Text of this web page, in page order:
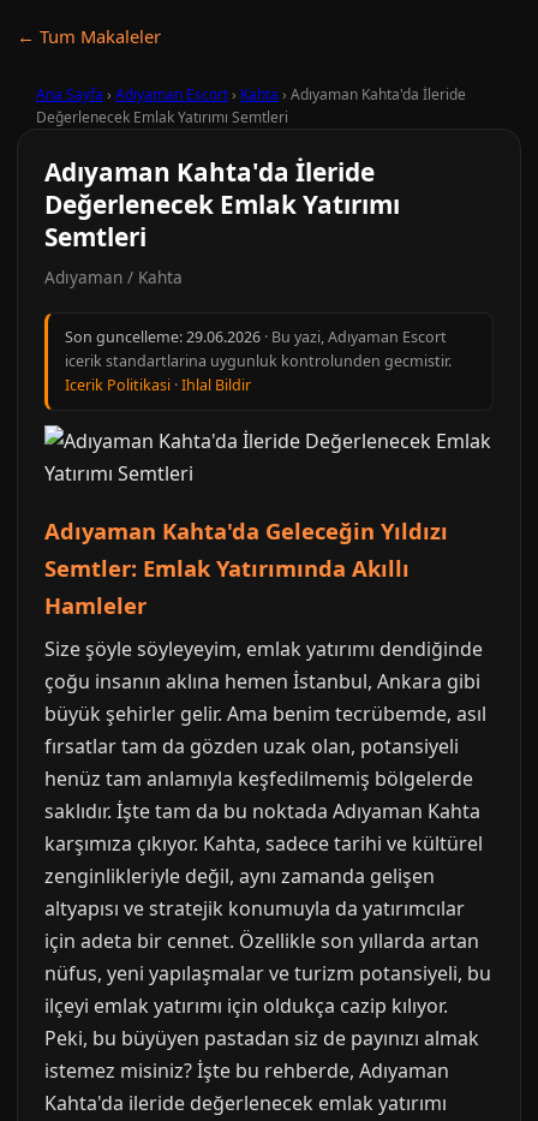
← Tum Makaleler
Ana Sayfa › Adıyaman Escort› Kahta › Adıyaman Kahta'da İleride
Değerlenecek Emlak Yatırımı Semtleri
Adıyaman Kahta'da İleride
Değerlenecek Emlak Yatırımı
Semtleri
Adıyaman / Kahta
Son guncelleme:29.06.2026 · Bu yazi, Adıyaman Escort
icerik standartlarina uygunluk kontrolunden gecmistir.
Icerik Politikasi ·Ihlal Bildir
Adıyaman Kahta'da Geleceğin Yıldızı
Semtler: Emlak Yatırımında Akıllı
Hamleler
Size şöyle söyleyeyim, emlak yatırımı dendiğinde
çoğu insanın aklına hemen İstanbul, Ankara gibi
büyük şehirler gelir. Ama benim tecrübemde, asıl
fırsatlar tam da gözden uzak olan, potansiyeli
henüz tam anlamıyla keşfedilmemiş bölgelerde
saklıdır. İşte tam da bu noktada Adıyaman Kahta
karşımıza çıkıyor. Kahta, sadece tarihi ve kültürel
zenginlikleriyle değil, aynı zamanda gelişen
altyapısı ve stratejik konumuyla da yatırımcılar
için adeta bir cennet. Özellikle son yıllarda artan
nüfus, yeni yapılaşmalar ve turizm potansiyeli, bu
ilçeyi emlak yatırımı için oldukça cazip kılıyor.
Peki, bu büyüyen pastadan siz de payınızı almak
istemez misiniz? İşte bu rehberde, Adıyaman
Kahta'da ileride değerlenecek emlak yatırımı